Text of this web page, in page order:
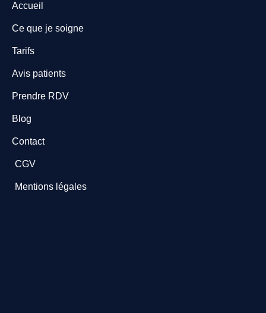
Accueil
Ce que je soigne
Tarifs
Avis patients
Prendre RDV
Blog
Contact
CGV
Mentions légales